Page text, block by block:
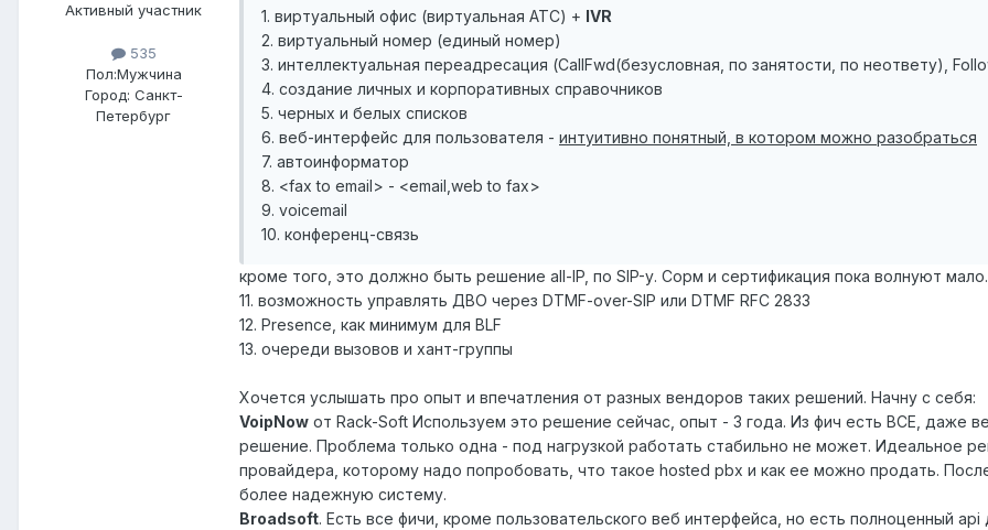
Активный участник
535
Пол:Мужчина
Город: Санкт-
Петербург
1. виртуальный офис (виртуальная АТС) + IVR
2. виртуальный номер (единый номер)
3. интеллектуальная переадресация (CallFwd(безусловная, по занятости, по неответу),
4. создание личных и корпоративных справочников
5. черных и белых списков
6. веб-интерфейс для пользователя - интуитивно понятный, в котором можно разобраться
7. автоинформатор
8. <fax to email> - <email,web to fax>
9. voicemail
10. конференц-связь
кроме того, это должно быть решение all-IP, по SIP-у. Сорм и сертификация пока волнуют
11. возможность управлять ДВО через DTMF-over-SIP или DTMF RFC 2833
12. Presence, как минимум для BLF
13. очереди вызовов и хант-группы
Хочется услышать про опыт и впечатления от разных вендоров таких решений. Начну с себя:
VoipNow от Rack-Soft Используем это решение сейчас, опыт - 3 года. Из фич есть ВСЕ,
решение. Проблема только одна - под нагрузкой работать стабильно не может. Идеальное
провайдера, которому надо попробовать, что такое hosted pbx и как ее можно продать.
более надежную систему.
Broadsoft. Есть все фичи, кроме пользовательского веб интерфейса, но есть полноценный